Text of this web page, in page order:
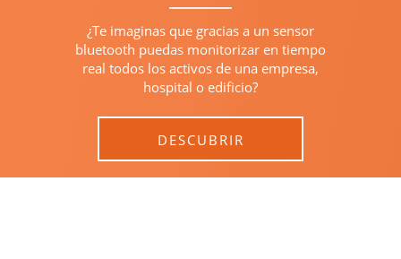
¿Te imaginas que gracias a un sensor
bluetooth puedas monitorizar en tiempo
real todos los activos de una empresa,
hospital o edificio?
DESCUBRIR